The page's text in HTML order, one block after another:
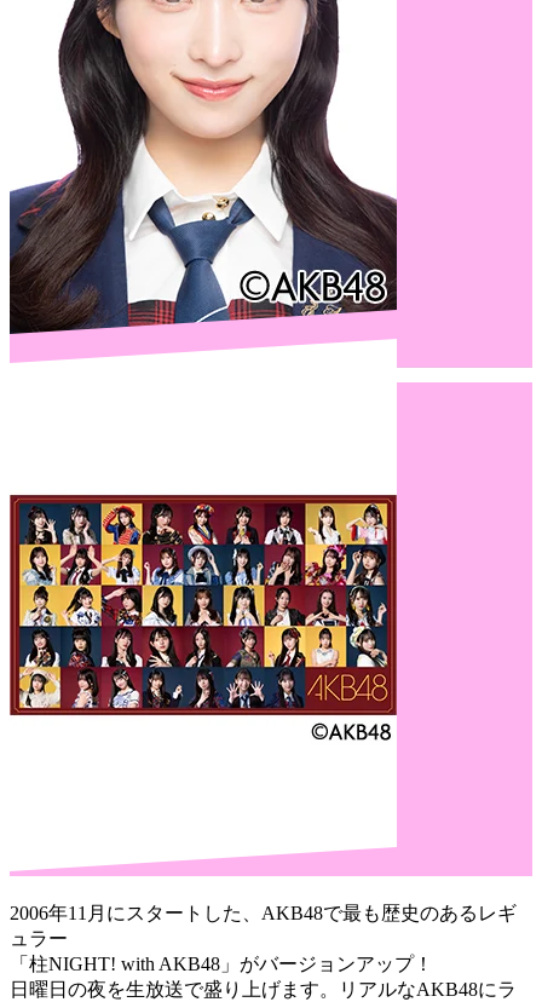
2006年11月にスタートした、AKB48で最も歴史のあるレギ
ュラー
「柱NIGHT! with AKB48」がバージョンアップ！
日曜日の夜を生放送で盛り上げます。リアルなAKB48にラ